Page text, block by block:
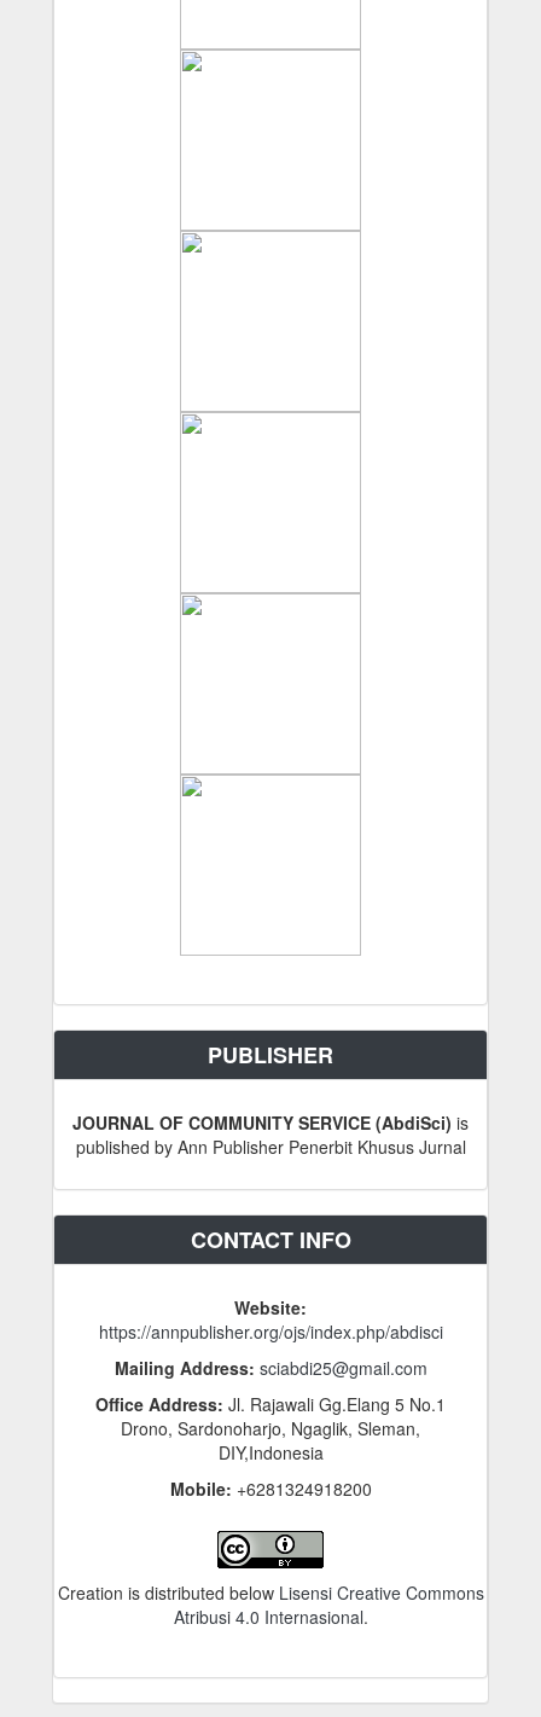
PUBLISHER
JOURNAL OF COMMUNITY SERVICE (AbdiSci) is
published by Ann Publisher Penerbit Khusus Jurnal
CONTACT INFO
Website:
https://annpublisher.org/ojs/index.php/abdisci
Mailing Address: sciabdi25@gmail.com
Office Address: Jl. Rajawali Gg.Elang 5 No.1
Drono, Sardonoharjo, Ngaglik, Sleman,
DIY,Indonesia
Mobile: +6281324918200
Creation is distributed below Lisensi Creative Commons
Atribusi 4.0 Internasional.